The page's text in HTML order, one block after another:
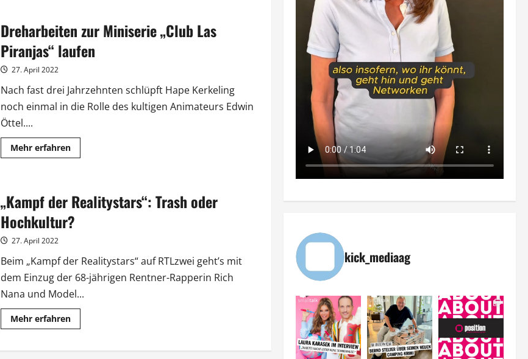
Jubiläum
mit
umfangreichem
Programm
Dreharbeiten zur Miniserie „Club Las
Piranjas“ laufen
27. April 2022
Nach fast drei Jahrzehnten schlüpft Hape Kerkeling
noch einmal in die Rolle des kultigen Animateurs Edwin
Öttel....
Mehr erfahrenMehr
Informationen
„Club
Las
Piranjas“
laufen
„Kampf der Realitystars“: Trash oder
Hochkultur?
27. April 2022
Beim „Kampf der Realitystars“ auf RTLzwei geht’s mit
dem Einzug der 68-jährigen Rentner-Rapperin Rich
Nana und Model...
Mehr erfahrenMehr
Informationen
der
kick_mediaag